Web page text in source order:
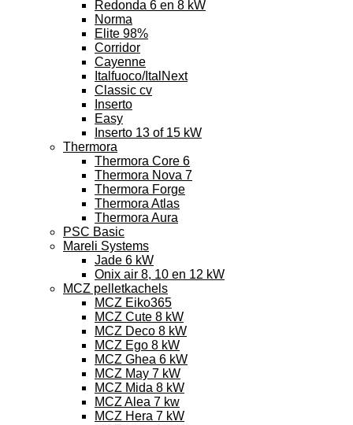
Redonda 6 en 8 kW
Norma
Elite 98%
Corridor
Cayenne
Italfuoco/ItalNext
Classic cv
Inserto
Easy
Inserto 13 of 15 kW
Thermora
Thermora Core 6
Thermora Nova 7
Thermora Forge
Thermora Atlas
Thermora Aura
PSC Basic
Mareli Systems
Jade 6 kW
Onix air 8, 10 en 12 kW
MCZ pelletkachels
MCZ Eiko365
MCZ Cute 8 kW
MCZ Deco 8 kW
MCZ Ego 8 kW
MCZ Ghea 6 kW
MCZ May 7 kW
MCZ Mida 8 kW
MCZ Alea 7 kw
MCZ Hera 7 kW